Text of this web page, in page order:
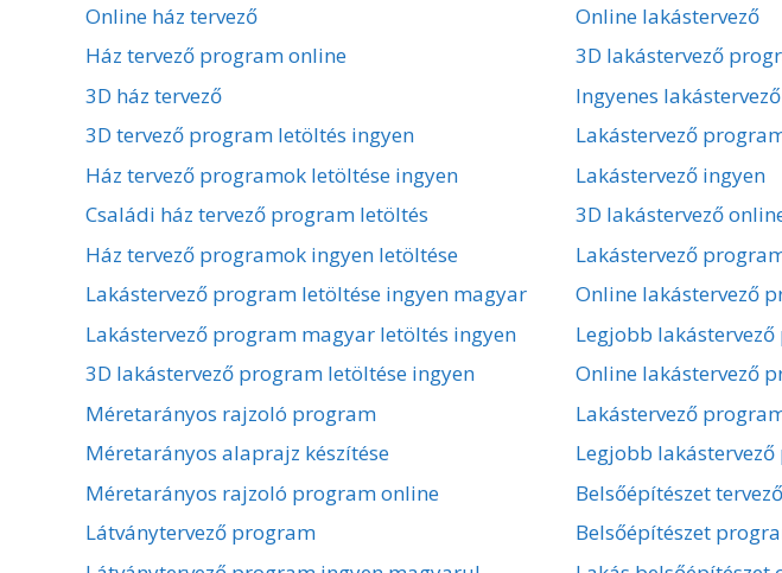
Online ház tervező
Ház tervező program online
3D ház tervező
3D tervező program letöltés ingyen
Ház tervező programok letöltése ingyen
Családi ház tervező program letöltés
Ház tervező programok ingyen letöltése
Lakástervező program letöltése ingyen magyar
Lakástervező program magyar letöltés ingyen
3D lakástervező program letöltése ingyen
Méretarányos rajzoló program
Méretarányos alaprajz készítése
Méretarányos rajzoló program online
Látványtervező program
Online lakástervező
3D lakástervező
Ingyenes
Lakástervező
Lakástervező ingyen
3D lakástervező
Lakástervező
Online lakástervező
Legjobb
Online lakástervező
Lakástervező
Legjobb
Belsőépítészet
Belsőépítészet